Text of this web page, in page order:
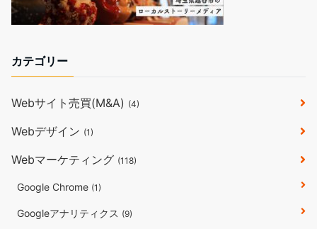
カテゴリー
Webサイト売買(M&A) (4)
Webデザイン (1)
Webマーケティング (118)
Google Chrome (1)
Googleアナリティクス (9)